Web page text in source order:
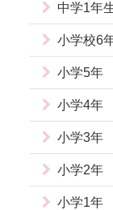
中学1年
小学校6
小学5年
小学4年
小学3年
小学2年
小学1年